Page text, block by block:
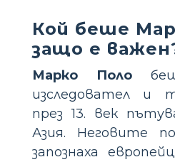
Кой беше
защо е
Марко Поло
изследовател и
през 13. век
Азия. Неговите
запознаха